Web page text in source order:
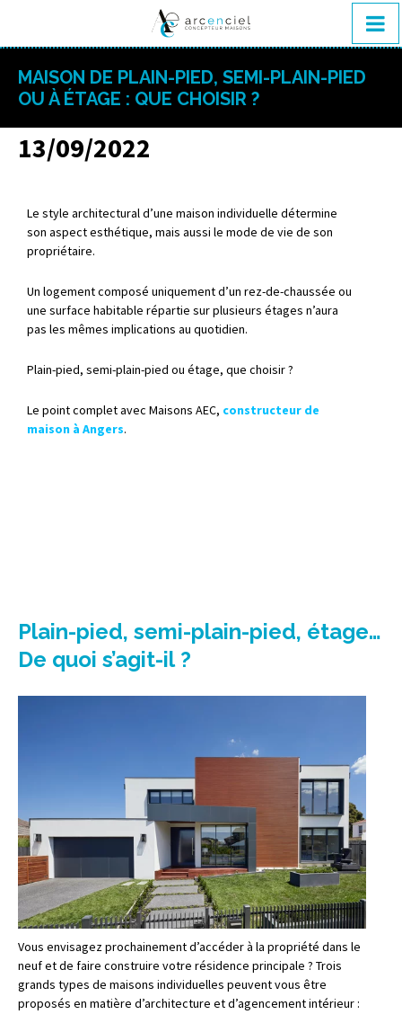
MAISON DE PLAIN-PIED, SEMI-PLAIN-PIED
OU À ÉTAGE : QUE CHOISIR ?
13/09/2022
Le style architectural d’une maison individuelle détermine
son aspect esthétique, mais aussi le mode de vie de son
propriétaire.
Un logement composé uniquement d’un rez-de-chaussée ou
une surface habitable répartie sur plusieurs étages n’aura
pas les mêmes implications au quotidien.
Plain-pied, semi-plain-pied ou étage, que choisir ?
Le point complet avec Maisons AEC, constructeur de
maison à Angers.
Plain-pied, semi-plain-pied, étage…
De quoi s’agit-il ?
Vous envisagez prochainement d’accéder à la propriété dans le
neuf et de faire construire votre résidence principale ? Trois
grands types de maisons individuelles peuvent vous être
proposés en matière d’architecture et d’agencement intérieur :